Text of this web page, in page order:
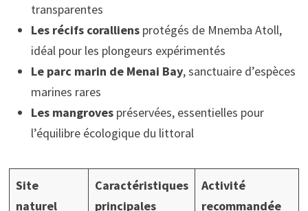
transparentes
Les récifs coralliensprotégés de Mnemba Atoll,
idéal pour les plongeurs expérimentés
Le parc marin de Menai Bay, sanctuaire d’espèces
marines rares
Les mangrovespréservées, essentielles pour
l’équilibre écologique du littoral
Site
naturel
Caractéristiques
principales
Activité
recommandée